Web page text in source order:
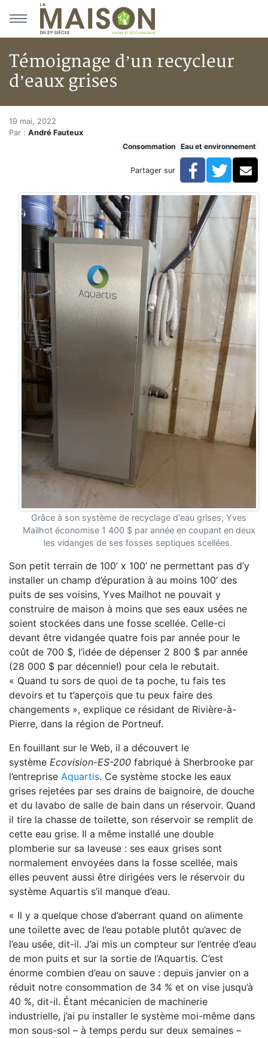
Aller au menu principal
Aller au contenu principal
Témoignage d’un recycleur
d’eaux grises
Accueil
Articles
Témoignage d’un recycleur d’eaux grises
Témoignage d’un recycleur
19 mai, 2022
Par : André Fauteux
Consommation
Eau et environnement
Partager sur Facebook
Grâce à son système de recyclage d'eau grises, Yves
Mailhot économise 1 400 $ par année en coupant en deux
les vidanges de ses fosses septiques scellées.
Son petit terrain de 100’ x 100’ ne permettant pas d’y
installer un champ d’épuration à au moins 100’ des
puits de ses voisins, Yves Mailhot ne pouvait y
construire de maison à moins que ses eaux usées ne
soient stockées dans une fosse scellée. Celle-ci
devant être vidangée quatre fois par année pour le
coût de 700 $, l’idée de dépenser 2 800 $ par année
(28 000 $ par décennie!) pour cela le rebutait.
« Quand tu sors de quoi de ta poche, tu fais tes
devoirs et tu t’aperçois que tu peux faire des
changements », explique ce résidant de Rivière-à-
Pierre, dans la région de Portneuf.
En fouillant sur le Web, il a découvert le
système Ecovision-ES-200 fabriqué à Sherbrooke par
l’entreprise Aquartis. Ce système stocke les eaux
grises rejetées par ses drains de baignoire, de douche
et du lavabo de salle de bain dans un réservoir. Quand
il tire la chasse de toilette, son réservoir se remplit de
cette eau grise. Il a même installé une double
plomberie sur sa laveuse : ses eaux grises sont
normalement envoyées dans la fosse scellée, mais
elles peuvent aussi être dirigées vers le réservoir du
système Aquartis s’il manque d’eau.
« Il y a quelque chose d’aberrant quand on alimente
une toilette avec de l’eau potable plutôt qu’avec de
l’eau usée, dit-il. J’ai mis un compteur sur l’entrée d’eau
de mon puits et sur la sortie de l’Aquartis. C’est
énorme combien d’eau on sauve : depuis janvier on a
réduit notre consommation de 34 % et on vise jusqu’à
40 %, dit-il. Étant mécanicien de machinerie
industrielle, j’ai pu installer le système moi-même dans
mon sous-sol – à temps perdu sur deux semaines –